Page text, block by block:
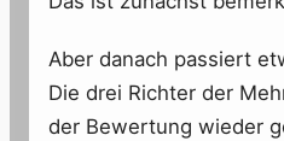
Aber danach passiert
Die drei Richter der
der Bewertung wieder